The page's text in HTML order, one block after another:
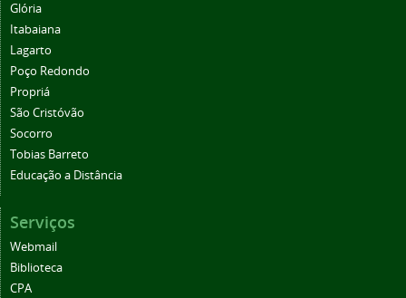
Glória
Itabaiana
Lagarto
Poço Redondo
Propriá
São Cristóvão
Socorro
Tobias Barreto
Educação a Distância
Serviços
Webmail
Biblioteca
CPA